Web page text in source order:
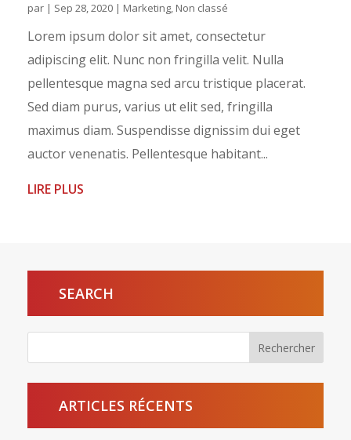
par | Sep 28, 2020 | Marketing, Non classé
Lorem ipsum dolor sit amet, consectetur
adipiscing elit. Nunc non fringilla velit. Nulla
pellentesque magna sed arcu tristique placerat.
Sed diam purus, varius ut elit sed, fringilla
maximus diam. Suspendisse dignissim dui eget
auctor venenatis. Pellentesque habitant...
LIRE PLUS
SEARCH
ARTICLES RÉCENTS